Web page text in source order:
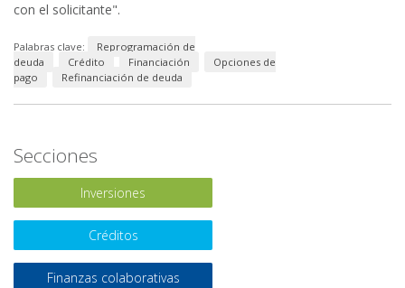
con el solicitante".
Palabras clave:
Reprogramación de
deuda
Crédito Financiación
Opciones de
pago
Refinanciación de deuda
Secciones
Inversiones
Créditos
Finanzas colaborativas